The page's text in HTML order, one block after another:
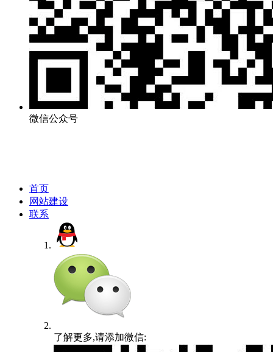
微信公众号
首页
网站建设
联系
了解更多,请添加微信: